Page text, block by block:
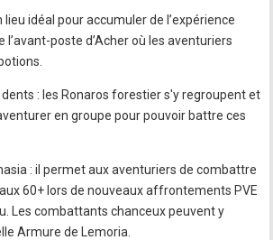
lieu idéal pour accumuler de l’expérience
l’avant-poste d’Acher où les aventuriers
dents : les Ronaros forestier s'y regroupent et
en groupe pour pouvoir battre ces
: il permet aux aventuriers de combattre
60+ lors de nouveaux affrontements PVE
Les combattants chanceux peuvent y
Armure de Lemoria.